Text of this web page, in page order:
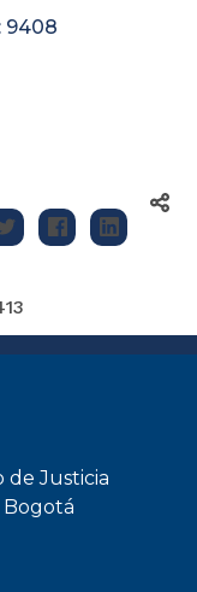
9408
de Justicia
Bogotá